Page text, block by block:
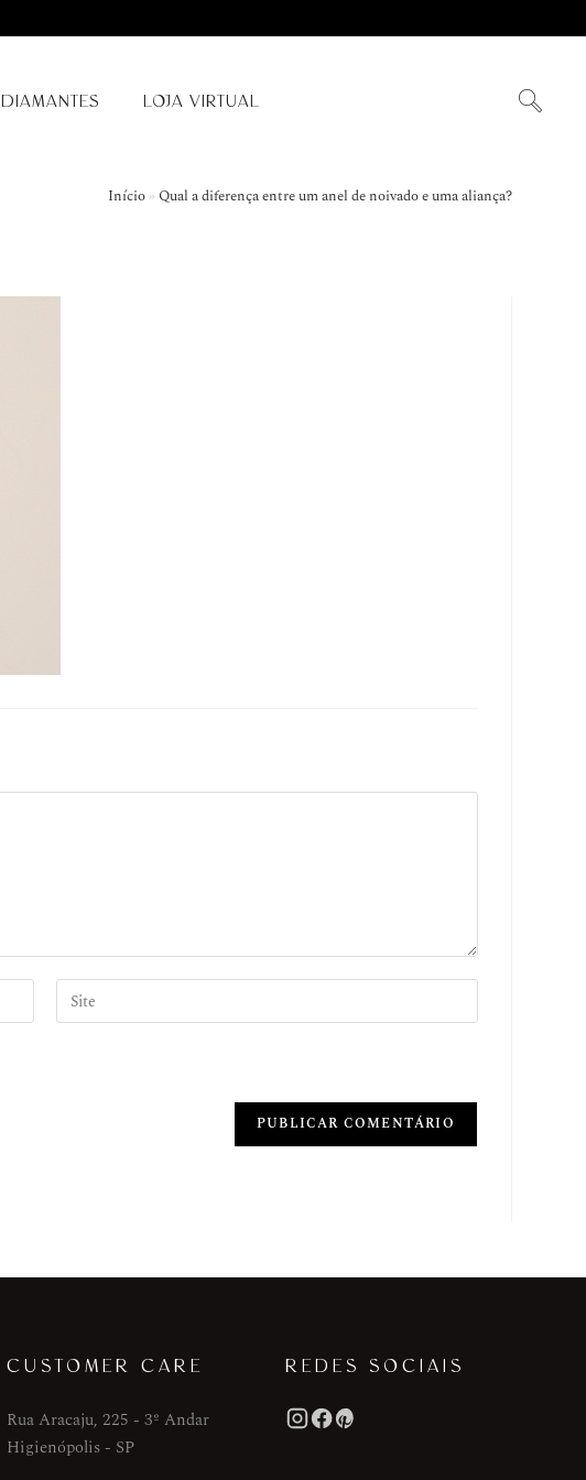
DIAMANTES LOJA VIRTUAL
Início» Qual a diferença entre um anel de noivado e uma aliança?
CUSTOMER CARE
Rua Aracaju, 225 - 3º Andar
Higienópolis - SP
REDES SOCIAIS